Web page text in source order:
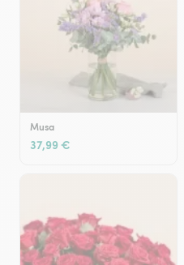
Musa
37,99 €